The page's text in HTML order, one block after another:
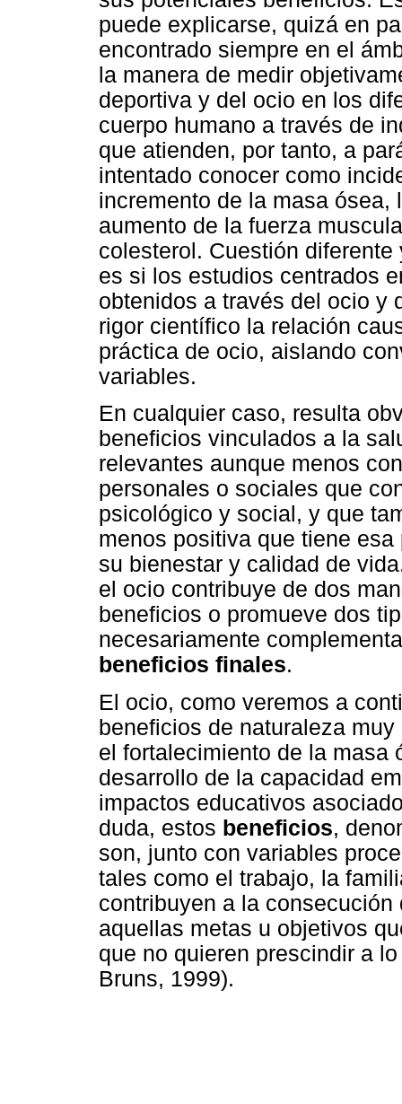
puede explicarse, quizá en
encontrado siempre en el
la manera de medir
deportiva y del ocio en los
cuerpo humano a través de
que atienden, por tanto, a
intentado conocer como
incremento de la masa ósea,
aumento de la fuerza
colesterol. Cuestión
es si los estudios centrados
obtenidos a través del ocio y
rigor científico la relación
práctica de ocio, aislando
variables.
En cualquier caso, resulta
beneficios vinculados a la
relevantes aunque menos
personales o sociales que
psicológico y social, y que
menos positiva que tiene
su bienestar y calidad de
el ocio contribuye de dos
beneficios o promueve dos
necesariamente
beneficios finales.
El ocio, como veremos a
beneficios de naturaleza
el fortalecimiento de la masa
desarrollo de la capacidad
impactos educativos
duda, estos beneficios,
son, junto con variables
tales como el trabajo, la
contribuyen a la
aquellas metas u objetivos
que no quieren prescindir a
Bruns, 1999).